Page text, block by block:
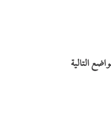
التالية